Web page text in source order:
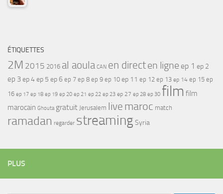
ÉTIQUETTES
2M 2015 2016 al aoula CAN en directen ligne ep 1 ep 2
ep 3ep 4ep 5 ep 6 ep 7 ep 8 ep 9 ep 10 ep 11 ep 12 ep 13 ep 14 ep 15 ep
16 ep 17 ep 18 ep 19 ep 20 ep 21 ep 22 ep 23 ep 27 ep 28 ep 30 film film
marocain Ghouta gratuit Jerusalem live maroc match
ramadan regarder streamingSyria
PLUS